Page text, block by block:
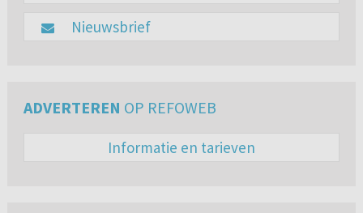
Nieuwsbrief
ADVERTEREN OP REFOWEB
Informatie en tarieven